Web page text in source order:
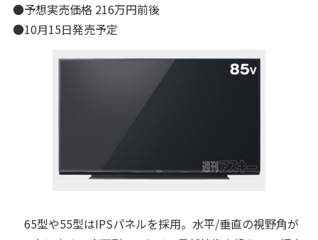
●予想実売価格 216万円前後
●10月15日発売予定
65型や55型はIPSパネルを採用。水平/垂直の視野角が